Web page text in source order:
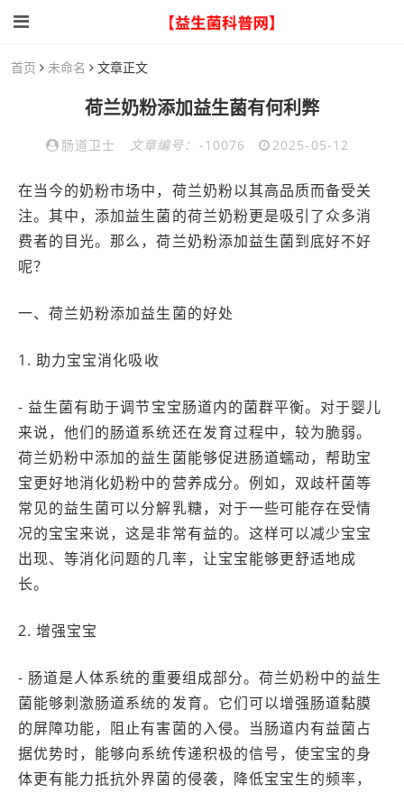
首页 未命名 文章正文
荷兰奶粉添加益生菌有何利弊
肠道卫士 文章编号： -10076 2025-05-12
在当今的奶粉市场中，荷兰奶粉以其高品质而备受关
注。其中，添加益生菌的荷兰奶粉更是吸引了众多消
费者的目光。那么，荷兰奶粉添加益生菌到底好不好
呢？
一、荷兰奶粉添加益生菌的好处
1. 助力宝宝消化吸收
- 益生菌有助于调节宝宝肠道内的菌群平衡。对于婴儿
来说，他们的肠道系统还在发育过程中，较为脆弱。
荷兰奶粉中添加的益生菌能够促进肠道蠕动，帮助宝
宝更好地消化奶粉中的营养成分。例如，双歧杆菌等
常见的益生菌可以分解乳糖，对于一些可能存在受情
况的宝宝来说，这是非常有益的。这样可以减少宝宝
出现、等消化问题的几率，让宝宝能够更舒适地成
长。
2. 增强宝宝
- 肠道是人体系统的重要组成部分。荷兰奶粉中的益生
菌能够刺激肠道系统的发育。它们可以增强肠道黏膜
的屏障功能，阻止有害菌的入侵。当肠道内有益菌占
据优势时，能够向系统传递积极的信号，使宝宝的身
体更有能力抵抗外界菌的侵袭，降低宝宝生的频率，